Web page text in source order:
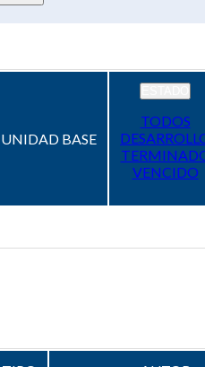
UNIDAD BASE
TODOS
VENCIDO